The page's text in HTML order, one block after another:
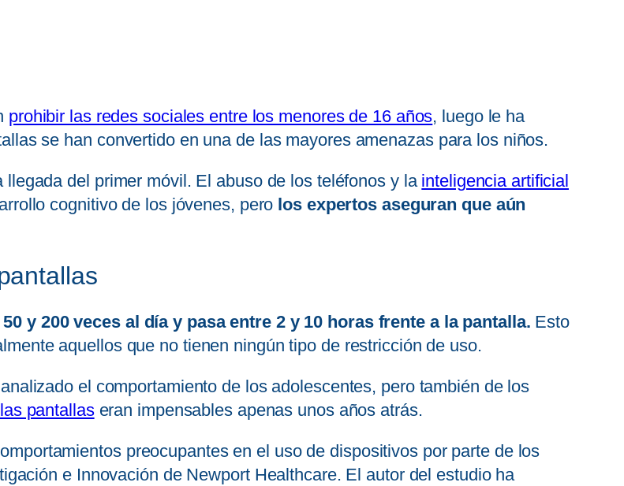
prohibir las redes sociales entre los menores de 16 años, luego le ha
se han convertido en una de las mayores amenazas para los niños.
del primer móvil. El abuso de los teléfonos y la inteligencia artificial
cognitivo de los jóvenes, pero los expertos aseguran que aún
y 200 veces al día y pasa entre 2 y 10 horas frente a la pantalla. Esto
aquellos que no tienen ningún tipo de restricción de uso.
el comportamiento de los adolescentes, pero también de los
pantallaseran impensables apenas unos años atrás.
preocupantes en el uso de dispositivos por parte de los
e Innovación de Newport Healthcare. El autor del estudio ha